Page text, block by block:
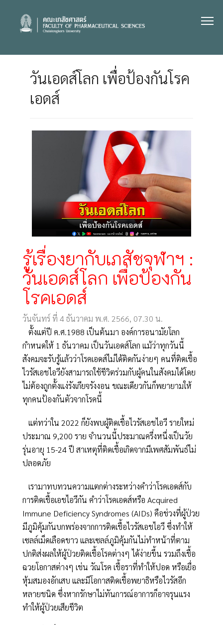
content
วันเอดส์โลก เพื่อป้องกันโรค
เอดส์
รู้เรื่องยากับเภสัชจุฬาฯ :
วันเอดส์โลก เพื่อป้องกัน
โรคเอดส์
วันจันทร์ ที่ 4 ธันวาคม พ.ศ. 2566, 07.30 น.
ตั้งแต่ปี ค.ศ.1988 เป็นต้นมา องค์การอนามัยโลก
กำหนดให้ 1 ธันวาคม เป็นวันเอดส์โลก แม้ว่าทุกวันนี้
สังคมจะรับรู้แล้วว่าโรคเอดส์ไม่ได้ติดกันง่ายๆ คนที่ติดเชื้อ
ไวรัสเอชไอวียังสามารถใช้ชีวิตร่วมกับผู้คนในสังคมได้โดย
ไม่ต้องถูกตั้งแง่รังเกียจรังงอน ขณะเดียวกันก็พยายามให้
ทุกคนป้องกันตัวจากโรคนี้
แต่ทว่าใน 2022 ก็ยังพบผู้ติดเชื้อไวรัสเอชไอวี รายใหม่
ประมาณ 9,200 ราย จำนวนนี้ประมาณครึ่งหนึ่งเป็นวัย
รุ่นอายุ 15-24 ปี สาเหตุที่ติดเชื้อเกิดจากมีเพศสัมพันธ์ไม่
ปลอดภัย
เรามาทบทวนความแตกต่างระหว่างคำว่าโรคเอดส์กับ
การติดเชื้อเอชไอวีกัน คำว่าโรคเอดส์หรือ Acquired
Immune Deficiency Syndromes (AIDs) คือช่วงที่ผู้ป่วย
มีภูมิคุ้มกันบกพร่องจากการติดเชื้อไวรัสเอชไอวี ซึ่งทำให้
เซลล์เม็ดเลือดขาว และเซลล์ภูมิคุ้มกันไม่ทำหน้าที่ตาม
ปกติส่งผลให้ผู้ป่วยติดเชื้อโรคต่างๆ ได้ง่ายขึ้น รวมถึงเชื้อ
ฉวยโอกาสต่างๆ เช่น วัณโรค เชื้อราที่ทำให้ปอด หรือเยื่อ
หุ้มสมองอักเสบ และมีโอกาสติดเชื้อพยาธิหรือไวรัสอีก
หลายชนิด ซึ่งหากรักษาไม่ทันการณ์อาการก็อาจรุนแรง
ทำให้ผู้ป่วยเสียชีวิต